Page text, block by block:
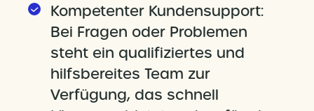
Kompetenter Kundensupport:
Bei Fragen oder Problemen
steht ein qualifiziertes und
hilfsbereites Team zur
Verfügung, das schnell